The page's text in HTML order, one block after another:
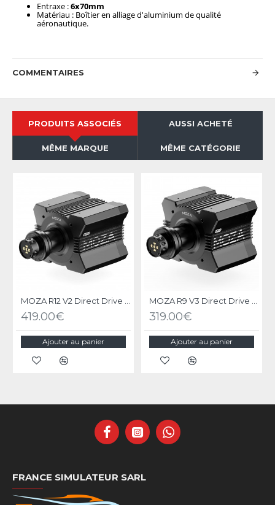
Entraxe :6x70mm
Matériau : Boîtier en alliage d'aluminium de qualité
aéronautique.
COMMENTAIRES
PRODUITS ASSOCIÉS AUSSI ACHETÉ
MÊME MARQUE MÊME CATÉGORIE
419.00€
Ajouter au panier
319.00€
Ajouter au panier
FRANCE SIMULATEUR SARL